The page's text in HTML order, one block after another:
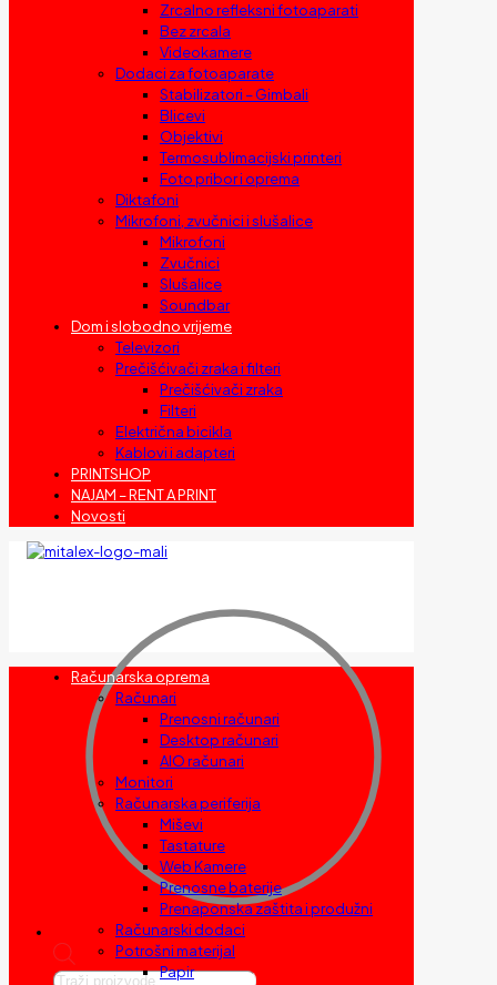
Zrcalno refleksni fotoaparati
Bez zrcala
Videokamere
Dodaci za fotoaparate
Stabilizatori – Gimbali
Blicevi
Objektivi
Termosublimacijski printeri
Foto pribor i oprema
Diktafoni
Mikrofoni, zvučnici i slušalice
Mikrofoni
Zvučnici
Slušalice
Soundbar
Dom i slobodno vrijeme
Televizori
Prečišćivači zraka i filteri
Prečišćivači zraka
Filteri
Električna bicikla
Kablovi i adapteri
PRINTSHOP
NAJAM – RENT A PRINT
Novosti
Products
Računarska oprema
Računari
Prenosni računari
Desktop računari
AIO računari
Monitori
Računarska periferija
Miševi
Tastature
Web Kamere
Prenosne baterije
Prenaponska zaštita i produžni
Računarski dodaci
Potrošni materijal
Papir